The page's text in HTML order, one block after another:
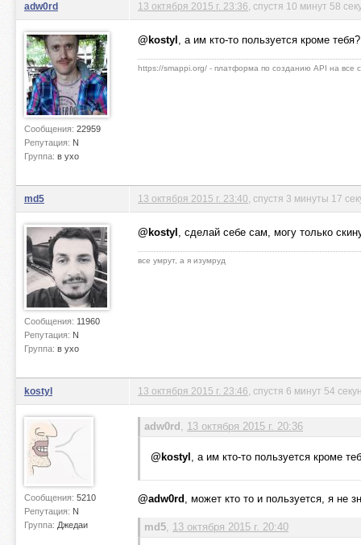
adw0rd
Сообщения: 22959
Репутация: N
Группа: в ухо
13 октября 2015 г. 23:36 , спустя 10 минут 58
@kostyl , а им кто-то пользуется кроме тебя?
https://smappi.org/ - платформа по созданию API на все
md5
Сообщения: 11960
Репутация: N
Группа: в ухо
13 октября 2015 г. 23:40 , спустя 3 минуты 17
@kostyl , сделай себе сам, могу только
все умрут, а я изумруд
kostyl
Сообщения: 5210
Репутация: N
Группа: Джедаи
13 октября 2015 г. 23:46 , спустя 6 минут 54
adw0rd , 13 октября 2015 г. 20:36
@kostyl , а им кто-то пользуется кроме
@adw0rd , может кто то и пользуется, я не
md5, 13 октября 2015 г. 20:40